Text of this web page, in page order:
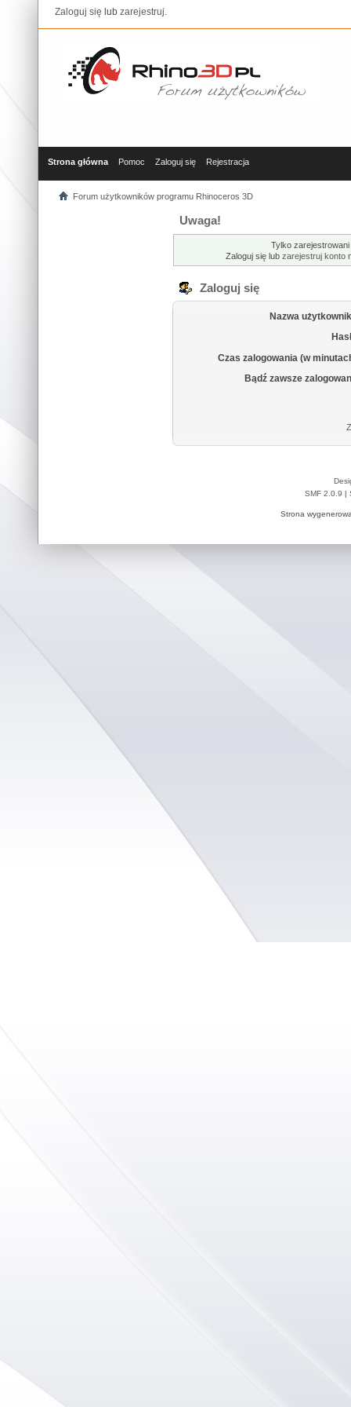
Zaloguj się lub zarejestruj.
Strona główna Pomoc Zaloguj się Rejestracja
Forum użytkowników programu Rhinoceros 3D
Uwaga!
Tylko
Zaloguj się lub zarejestruj konto
Zaloguj się
Nazwa
Czas zalogowania (w
Bądź zawsze
SMF 2.0.9
Strona